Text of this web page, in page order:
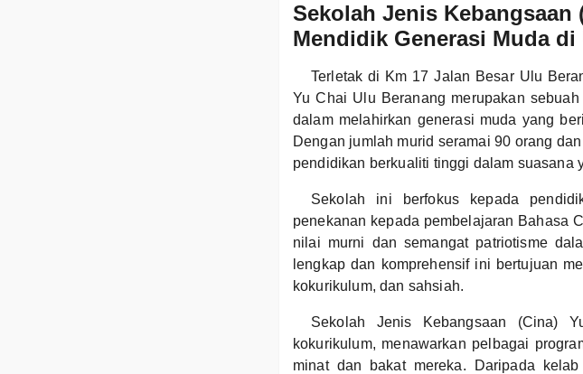
Sekolah Jenis Kebangsaan
Mendidik Generasi Muda di
Terletak di Km 17 Jalan Besar Ulu
Yu Chai Ulu Beranang merupakan
dalam melahirkan generasi muda yang
Dengan jumlah murid seramai 90 orang
pendidikan berkualiti tinggi dalam suasana
Sekolah ini berfokus kepada
penekanan kepada pembelajaran Bahasa
nilai murni dan semangat patriotisme
lengkap dan komprehensif ini bertujuan
kokurikulum, dan sahsiah.
Sekolah Jenis Kebangsaan (Cina)
kokurikulum, menawarkan pelbagai
minat dan bakat mereka. Daripada